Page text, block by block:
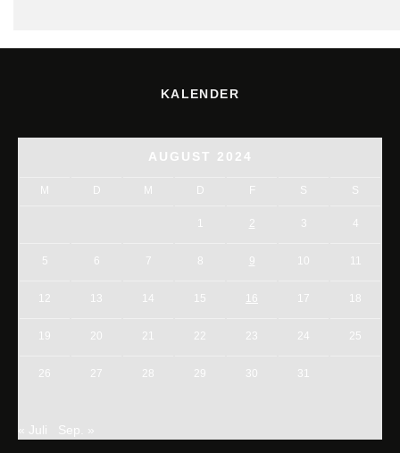
KALENDER
AUGUST 2024
M D M D F S S
1 2 3
5 6 7 8 9 10 11
12 13 14 15 16 17 18
19 20 21 22 23 24 25
26 27 28 29 30 31
« Juli Sep. »